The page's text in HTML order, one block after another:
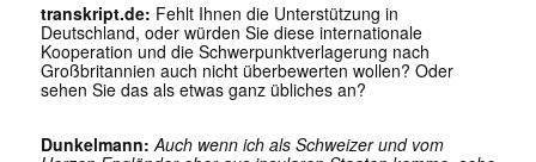
transkript.de: Fehlt Ihnen die Unterstützung in
Deutschland, oder würden Sie diese internationale
Kooperation und die Schwerpunktverlagerung nach
Großbritannien auch nicht überbewerten wollen? Oder
sehen Sie das als etwas ganz übliches an?
Dunkelmann: Auch wenn ich als Schweizer und vom